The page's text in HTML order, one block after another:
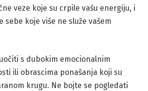
veze koje su crpile vašu energiju, i
sebe koje više ne služe vašem
s dubokim emocionalnim
ili obrascima ponašanja koji su
krugu. Ne bojte se pogledati